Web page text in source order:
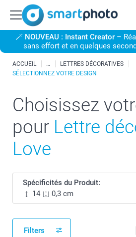
🪄 NOUVEAU : Instant Creator–
sans effort et en quelques
ACCUEIL
LETTRES DÉCORATIVES
SÉLECTIONNEZ VOTRE DESIGN
Choisissez
pour Lettre
Love
Spécificités du Produit:
14
0,3 cm
Filters